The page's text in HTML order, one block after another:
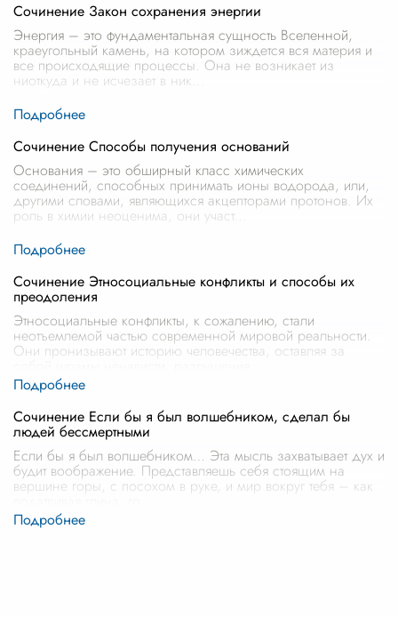
Сочинение Закон сохранения энергии
Энергия – это фундаментальная сущность Вселенной,
краеугольный камень, на котором зиждется вся материя и
все происходящие процессы. Она не возникает из
ниоткуда и не исчезает в ник
Сочинение Способы получения оснований
Основания – это обширный класс химических
соединений, способных принимать ионы водорода, или,
другими словами, являющихся акцепторами протонов. Их
роль в химии неоценима, они участ
Сочинение Этносоциальные конфликты и способы их
преодоления
Этносоциальные конфликты, к сожалению, стали
неотъемлемой частью современной мировой реальности.
Они пронизывают историю человечества, оставляя за
Сочинение Если бы я был волшебником, сделал бы
людей бессмертными
Если бы я был волшебником… Эта мысль захватывает дух и
будит воображение. Представляешь себя стоящим на
вершине горы, с посохом в руке, и мир вокруг тебя – как